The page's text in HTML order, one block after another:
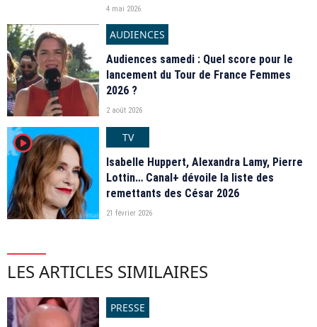
4 mai 2026
AUDIENCES
Audiences samedi : Quel score pour le
lancement du Tour de France Femmes
2026 ?
2 août 2026
player2
TV
Isabelle Huppert, Alexandra Lamy, Pierre
Lottin… Canal+ dévoile la liste des
remettants des César 2026
21 février 2026
LES ARTICLES SIMILAIRES
PRESSE